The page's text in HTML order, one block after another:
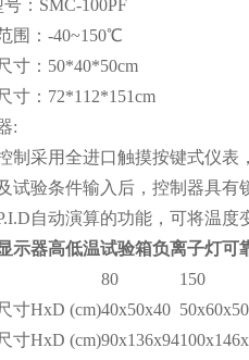
号：SMC-100PF
围：-40~150℃
寸：50*40*50cm
寸：72*112*151cm
:
制采用全进口触摸按键式仪表
试验条件输入后，控制器具有
自动演算的功能，可将温
示器高低温试验箱负离子灯可
80 150
寸HxD (cm)40x50x40 50x60x50
寸HxD (cm)90x136x94